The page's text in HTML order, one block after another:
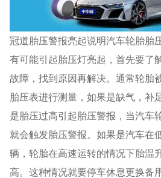
冠道胎压警报亮起说明汽车轮胎胎
有可能引起胎压灯亮起，首先要了
故障，找到原因再解决。通常轮胎
胎压表进行测量，如果是缺气，补
是胎压过高引起胎压警报，当汽车
就会触发胎压警报。如果是汽车在
辆，轮胎在高速运转的情况下胎温
高。这种情况就要停车休息更换备